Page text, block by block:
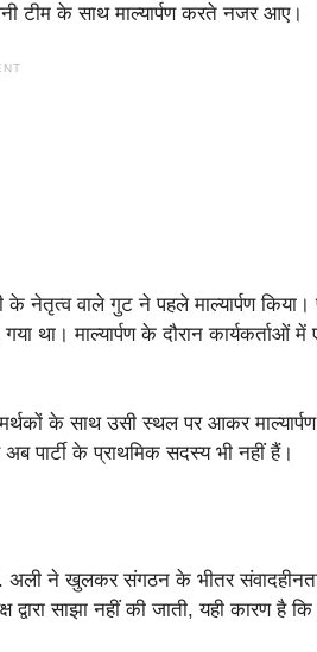
टीम के साथ माल्यार्पण करते नजर आए।
वाले गुट ने पहले माल्यार्पण किया।
था। माल्यार्पण के दौरान कार्यकर्ताओं
के साथ उसी स्थल पर आकर माल्यार्पण
पार्टी के प्राथमिक सदस्य भी नहीं हैं।
अली ने खुलकर संगठन के भीतर
साझा नहीं की जाती, यही कारण है